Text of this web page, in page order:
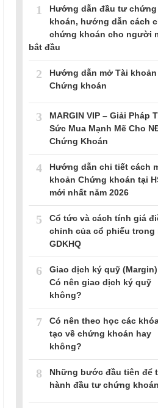
1
Hướng dẫn đầu tư chứng
khoán, hướng dẫn cách
chứng khoán cho người
bắt đầu
2
Hướng dẫn mở Tài khoản
Chứng khoán
3
MARGIN VIP – Giải Pháp
Sức Mua Mạnh Mẽ Cho
Chứng Khoán
4
Hướng dẫn chi tiết cách
khoản Chứng khoán tại
mới nhất năm 2026
5
Cổ tức và cách tính giá
chỉnh của cổ phiếu trong
GDKHQ
6
Giao dịch ký quỹ
Có nên giao dịch ký quỹ
không?
7
Có nên theo học các
tạo về chứng khoán hay
không?
8
Những bước đầu tiên để
hành đầu tư chứng khoán